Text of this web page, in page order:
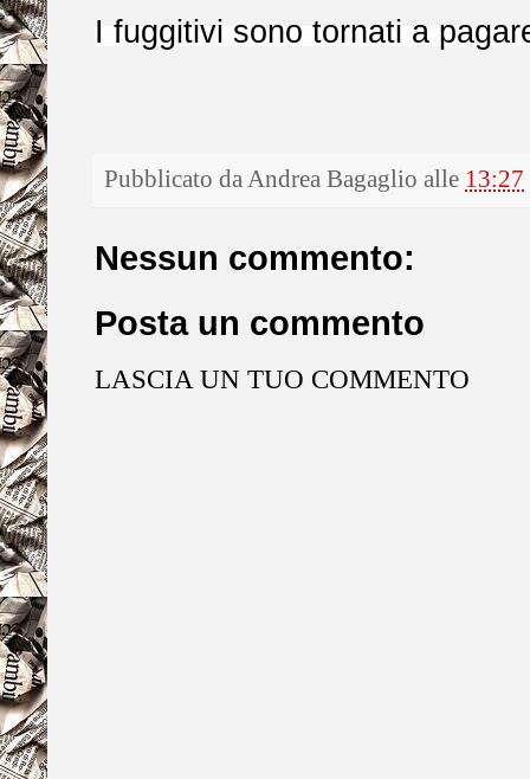
I fuggitivi sono tornati a
Pubblicato daAndrea Bagaglio alle 13:27
Nessun commento:
Posta un commento
LASCIA UN TUO COMMENTO